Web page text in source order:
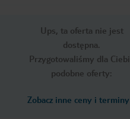
Ups, ta oferta nie jest
dostępna.
Przygotowaliśmy dla
podobne oferty:
Zobacz inne ceny i terminy